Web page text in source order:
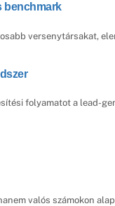
benchmark
versenytársakat,
folyamatot a lead-
valós számokon